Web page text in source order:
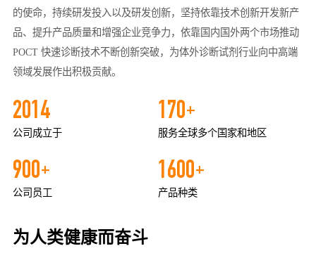
的使命，持续研发投入以及研发创新，坚持依靠技术创新开发新产
品、提升产品质量和增强企业竞争力，依靠国内国外两个市场推动
POCT 快速诊断技术不断创新突破，为体外诊断试剂行业向中高端
领域发展作出积极贡献。
2014
公司成立于
170+
服务全球多个国家和地区
900+
公司员工
1600+
产品种类
为人类健康而奋斗